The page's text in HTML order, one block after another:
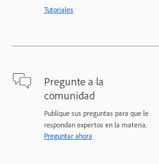
Tutoriales
Pregunte a la
comunidad
Publique sus preguntas para que le
respondan expertos en la materia.
Preguntar ahora